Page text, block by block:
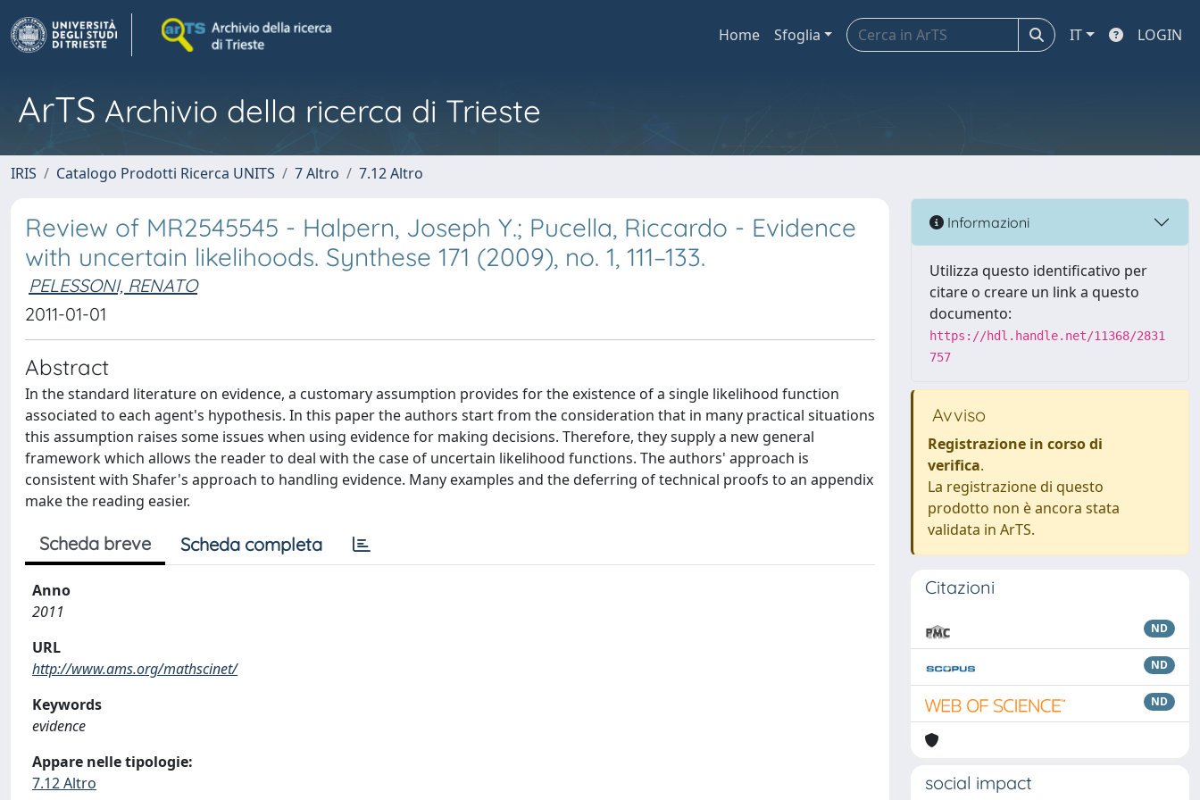
Home Sfoglia IT LOGIN
ArTS Archivio della ricerca di Trieste
IRIS Catalogo Prodotti Ricerca UNITS 7 Altro 7.12 Altro
Review of MR2545545 - Halpern, Joseph Y.; Pucella, Riccardo - Evidence
with uncertain likelihoods. Synthese 171 (2009), no. 1, 111–133.
PELESSONI, RENATO
2011-01-01
Abstract
In the standard literature on evidence, a customary assumption provides for the existence of a single likelihood function
associated to each agent's hypothesis. In this paper the authors start from the consideration that in many practical situations
this assumption raises some issues when using evidence for making decisions. Therefore, they supply a new general
framework which allows the reader to deal with the case of uncertain likelihood functions. The authors' approach is
consistent with Shafer's approach to handling evidence. Many examples and the deferring of technical proofs to an appendix
make the reading easier.
Scheda breve Scheda completa
Anno
2011
URL
http://www.ams.org/mathscinet/
Keywords
evidence
Appare nelle tipologie:
7.12 Altro
Informazioni
Utilizza questo identificativo per
citare o creare un link a questo
documento:
https://hdl.handle.net/11368/2831
757
Avviso
Registrazione in corso di
verifica.
La registrazione di questo
prodotto non è ancora stata
validata in ArTS.
Citazioni
ND
ND
ND
social impact